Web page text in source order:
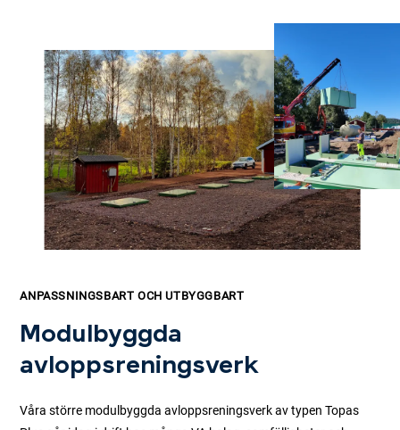
ANPASSNINGSBART OCH UTBYGGBART
Modulbyggda
avloppsreningsverk
Våra större modulbyggda avloppsreningsverk av typen Topas